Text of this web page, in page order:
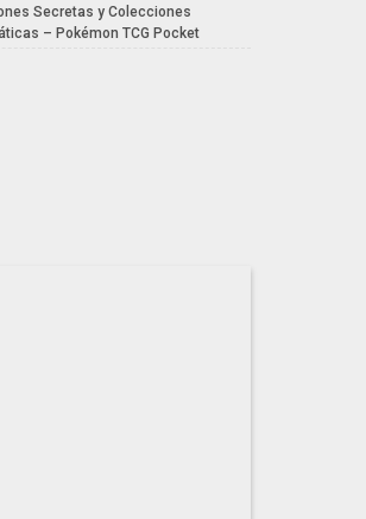
Secretas y Colecciones
– Pokémon TCG Pocket